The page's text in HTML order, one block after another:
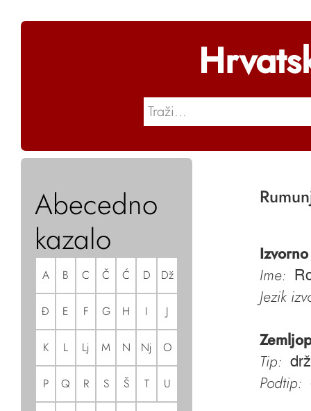
Abecedno
kazalo
A B C Č Ć D Dž
Đ E F G H I J
K L Lj M N Nj O
P Q R S Š T U
Ime:
Jezik
Tip:
Podtip: